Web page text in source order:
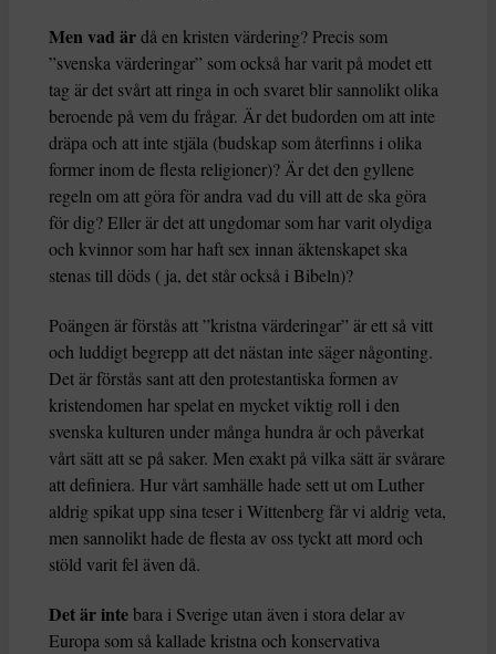
Men vad ärdå en kristen värdering? Precis som
”svenska värderingar” som också har varit på modet ett
tag är det svårt att ringa in och svaret blir sannolikt olika
beroende på vem du frågar. Är det budorden om att inte
dräpa och att inte stjäla (budskap som återfinns i olika
former inom de flesta religioner)? Är det den gyllene
regeln om att göra för andra vad du vill att de ska göra
för dig? Eller är det att ungdomar som har varit olydiga
och kvinnor som har haft sex innan äktenskapet ska
stenas till döds ( ja, det står också i Bibeln)?
Poängen är förstås att ”kristna värderingar” är ett så vitt
och luddigt begrepp att det nästan inte säger någonting.
Det är förstås sant att den protestantiska formen av
kristendomen har spelat en mycket viktig roll i den
svenska kulturen under många hundra år och påverkat
vårt sätt att se på saker. Men exakt på vilka sätt är svårare
att definiera. Hur vårt samhälle hade sett ut om Luther
aldrig spikat upp sina teser i Wittenberg får vi aldrig veta,
men sannolikt hade de flesta av oss tyckt att mord och
stöld varit fel även då.
Det är intebara i Sverige utan även i stora delar av
Europa som så kallade kristna och konservativa